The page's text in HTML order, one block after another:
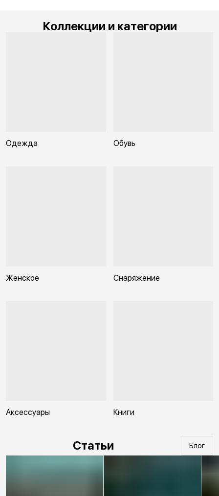
Коллекции и категории
Одежда Обувь
Женское Снаряжение
Аксессуары Книги
Статьи Блог